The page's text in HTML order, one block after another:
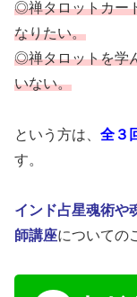
◎禅タロットカー
なりたい。
◎禅タロットを学
いない。
という方は、 全３
す。
インド占星魂術や
師講座についての